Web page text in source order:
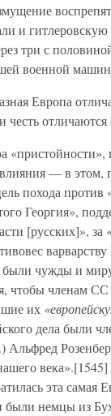
и
три с
военной
Европа
честь
«пристойности»,
— в этом,
похода против
Георгия»,
[русских]»,
были чужды и
чтобы членам
их
дела были
Альфред
эта самая
были немцы из